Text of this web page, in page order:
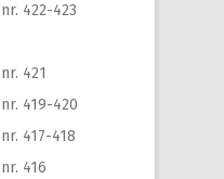
422-423
421
419-420
417-418
416